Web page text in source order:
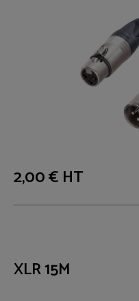
2,00 € HT
XLR 15M